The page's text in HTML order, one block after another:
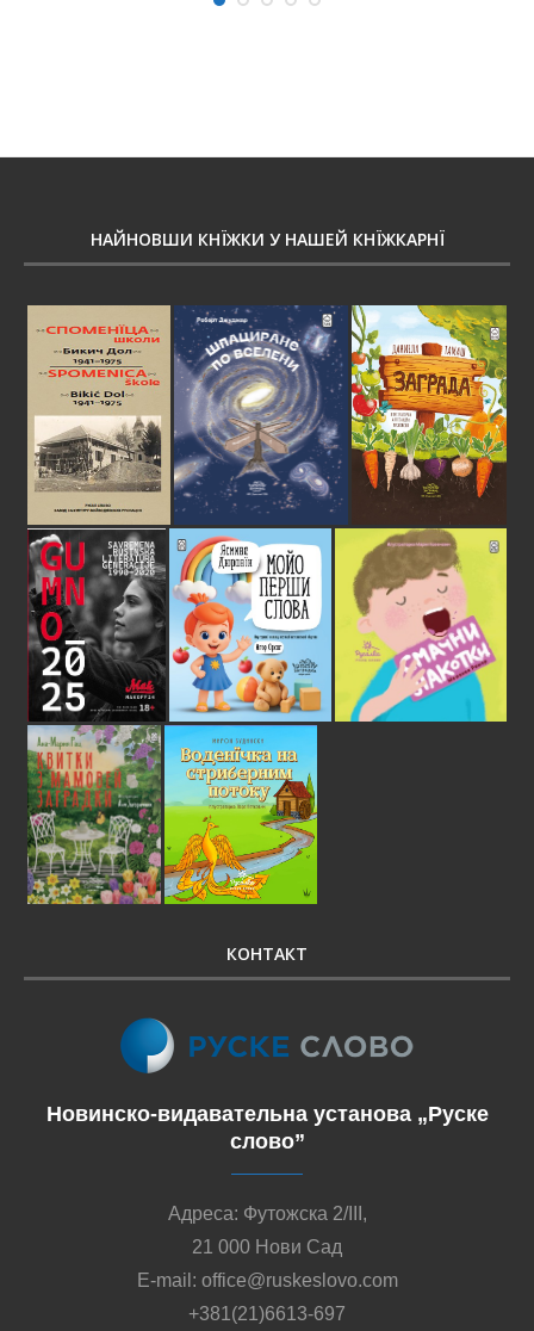
НАЙНОВШИ КНЇЖКИ У НАШЕЙ КНЇЖКАРНЇ
КОНТАКТ
Новинско-видавательна установа „Руске
слово”
Адреса: Футожска 2/III,
21 000 Нови Сад
E-mail: office@ruskeslovo.com
+381(21)6613-697